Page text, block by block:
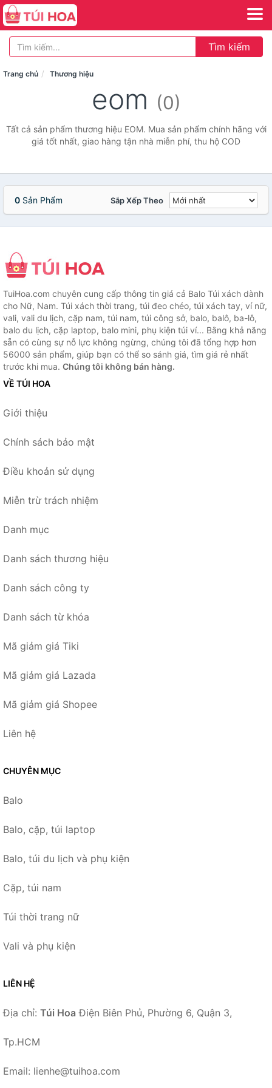
Tìm kiếm
Trang chủ Thương hiệu
eom (0)
Tất cả sản phẩm thương hiệu EOM. Mua sản phẩm chính hãng với
giá tốt nhất, giao hàng tận nhà miễn phí, thu hộ COD
0 Sản Phẩm Sắp Xếp Theo
TuiHoa.com chuyên cung cấp thông tin giá cả Balo Túi xách dành
cho Nữ, Nam. Túi xách thời trang, túi đeo chéo, túi xách tay, ví nữ,
vali, vali du lịch, cặp nam, túi nam, túi công sở, balo, balô, ba-lô,
balo du lịch, cặp laptop, balo mini, phụ kiện túi ví... Bằng khả năng
sẵn có cùng sự nỗ lực không ngừng, chúng tôi đã tổng hợp hơn
56000 sản phẩm, giúp bạn có thể so sánh giá, tìm giá rẻ nhất
trước khi mua. Chúng tôi không bán hàng.
VỀ TÚI HOA
Giới thiệu
Chính sách bảo mật
Điều khoản sử dụng
Miễn trừ trách nhiệm
Danh mục
Danh sách thương hiệu
Danh sách công ty
Danh sách từ khóa
Mã giảm giá Tiki
Mã giảm giá Lazada
Mã giảm giá Shopee
Liên hệ
CHUYÊN MỤC
Balo
Balo, cặp, túi laptop
Balo, túi du lịch và phụ kiện
Cặp, túi nam
Túi thời trang nữ
Vali và phụ kiện
LIÊN HỆ
Địa chỉ: Túi Hoa Điện Biên Phủ, Phường 6, Quận 3,
Tp.HCM
Email: lienhe@tuihoa.com